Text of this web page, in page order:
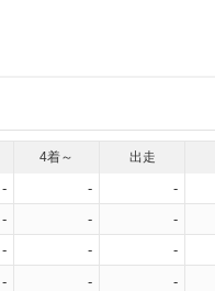
4着～ 出走
- - -
- - -
- - -
- - -